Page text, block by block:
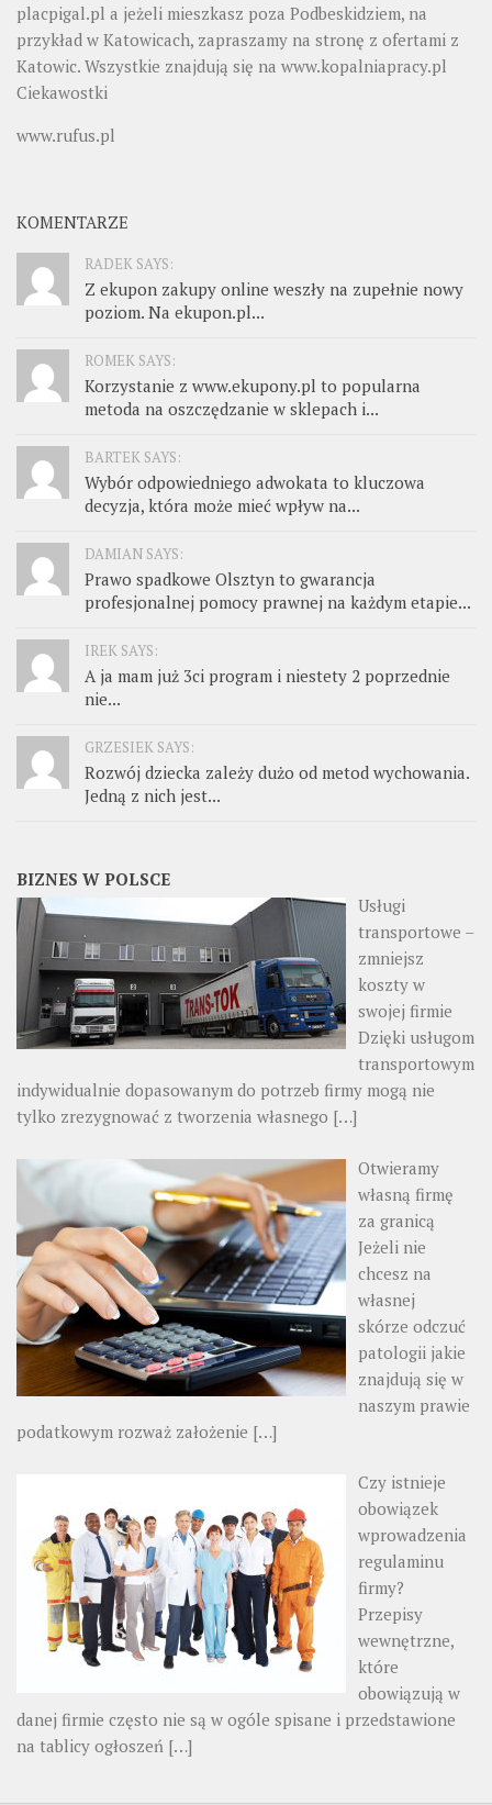
placpigal.pl a jeżeli mieszkasz poza Podbeskidziem, na
przykład w Katowicach, zapraszamy na stronę z ofertami z
Katowic. Wszystkie znajdują się na www.kopalniapracy.pl
Ciekawostki
www.rufus.pl
KOMENTARZE
RADEK SAYS:
Z ekupon zakupy online weszły na zupełnie nowy
poziom. Na ekupon.pl...
ROMEK SAYS:
Korzystanie z www.ekupony.pl to popularna
metoda na oszczędzanie w sklepach i...
BARTEK SAYS:
Wybór odpowiedniego adwokata to kluczowa
decyzja, która może mieć wpływ na...
DAMIAN SAYS:
Prawo spadkowe Olsztyn to gwarancja
profesjonalnej pomocy prawnej na każdym etapie...
IREK SAYS:
A ja mam już 3ci program i niestety 2 poprzednie
nie...
GRZESIEK SAYS:
Rozwój dziecka zależy dużo od metod wychowania.
Jedną z nich jest...
BIZNES W POLSCE
Usługi
transportowe –
zmniejsz
koszty w
swojej firmie
Dzięki usługom
transportowym
indywidualnie dopasowanym do potrzeb firmy mogą nie
tylko zrezygnować z tworzenia własnego […]
Otwieramy
własną firmę
za granicą
Jeżeli nie
chcesz na
własnej
skórze odczuć
patologii jakie
znajdują się w
naszym prawie
podatkowym rozważ założenie […]
Czy istnieje
obowiązek
wprowadzenia
regulaminu
firmy?
Przepisy
wewnętrzne,
które
obowiązują w
danej firmie często nie są w ogóle spisane i przedstawione
na tablicy ogłoszeń […]